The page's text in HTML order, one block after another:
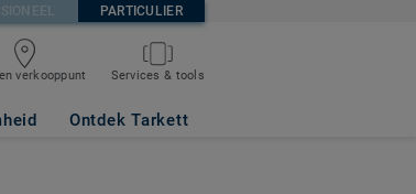
PARTICULIER
verkooppunt Services & tools
Ontdek Tarkett